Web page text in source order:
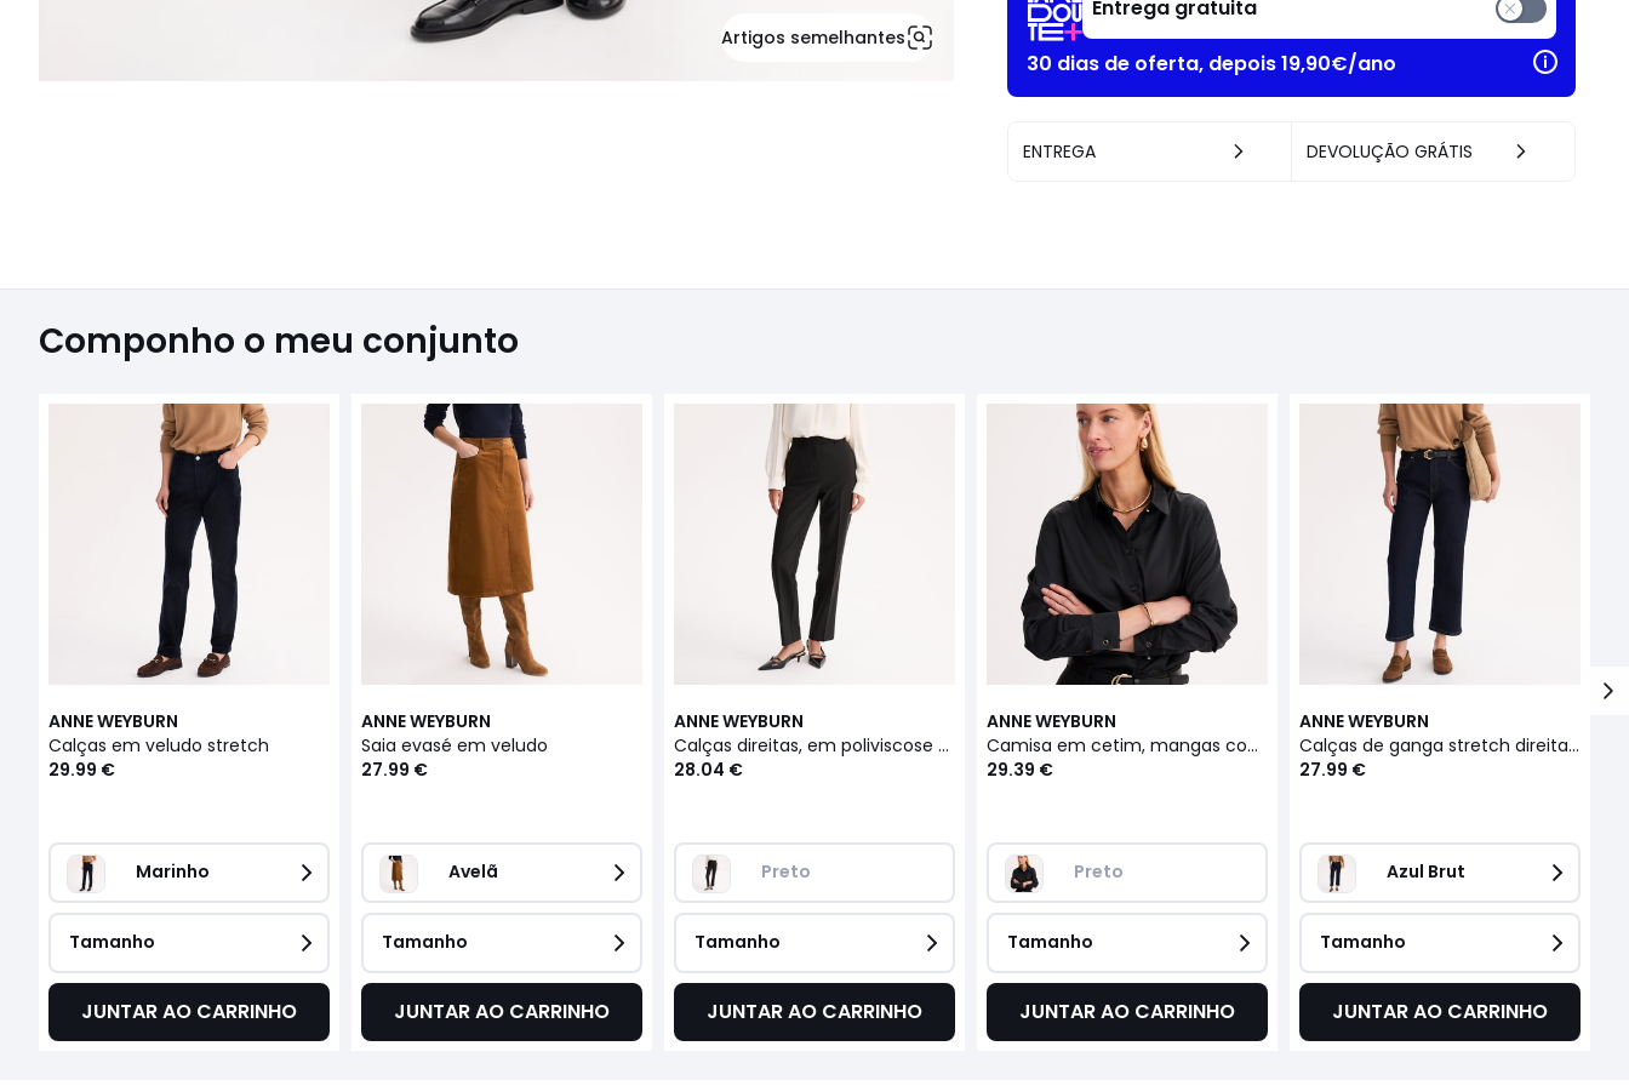
Artigos semelhantes
Entrega gratuita
30 dias de oferta, depois 19,90€/ano
ENTREGA DEVOLUÇÃO GRÁTIS
Componho o meu conjunto
ANNE WEYBURN
Calças em veludo stretch
29.99 €
Marinho
Tamanho
JUNTAR AO CARRINHO
ANNE WEYBURN
Saia evasé em veludo
27.99 €
Avelã
Tamanho
JUNTAR AO CARRINHO
ANNE WEYBURN
Calças direitas, em poliviscose stretch
28.04 €
Preto
Tamanho
JUNTAR AO CARRINHO
ANNE WEYBURN
Camisa em cetim, mangas compridas
29.39 €
Preto
Tamanho
JUNTAR AO CARRINHO
ANNE WEYBURN
Calças de ganga stretch direitas, cintura standard
27.99 €
Azul Brut
Tamanho
JUNTAR AO CARRINHO